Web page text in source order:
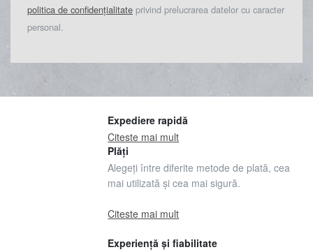
politica de confidențialitate privind prelucrarea datelor cu caracter
personal.
Expediere rapidă
Citeste mai mult
Plăți
Alegeți între diferite metode de plată, cea
mai utilizată și cea mai sigură.
Citeste mai mult
Experiență și fiabilitate